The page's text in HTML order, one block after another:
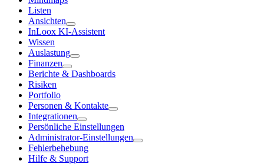
Listen
Ansichten
InLoox KI-Assistent
Wissen
Auslastung
Finanzen
Berichte & Dashboards
Risiken
Portfolio
Personen & Kontakte
Integrationen
Persönliche Einstellungen
Administrator-Einstellungen
Fehlerbehebung
Hilfe & Support